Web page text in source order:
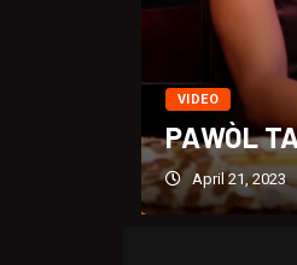
VIDEO
PAWÒL
April 21, 2023